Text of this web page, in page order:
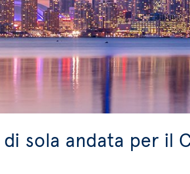
sola andata per il